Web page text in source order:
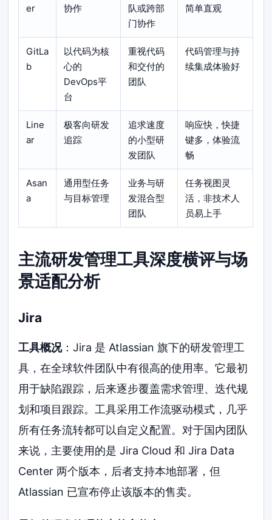
er
协作
队或跨部
门协作
简单直观
GitLa
b
以代码为核
心的
DevOps平
台
重视代码
和交付的
团队
代码管理与持
续集成体验好
Line
ar
极客向研发
追踪
追求速度
的小型研
发团队
响应快，快捷
键多，体验流
畅
Asan
a
通用型任务
与目标管理
业务与研
发混合型
团队
任务视图灵
活，非技术人
员易上手
主流研发管理工具深度横评与场
景适配分析
Jira
工具概况：Jira 是 Atlassian 旗下的研发管理工
具，在全球软件团队中有很高的使用率。它最初
用于缺陷跟踪，后来逐步覆盖需求管理、迭代规
划和项目跟踪。工具采用工作流驱动模式，几乎
所有任务流转都可以自定义配置。对于国内团队
来说，主要使用的是 Jira Cloud 和 Jira Data
Center 两个版本，后者支持本地部署，但
Atlassian 已宣布停止该版本的售卖。